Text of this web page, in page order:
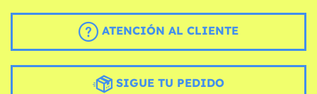
ATENCIÓN AL CLIENTE
SIGUE TU PEDIDO